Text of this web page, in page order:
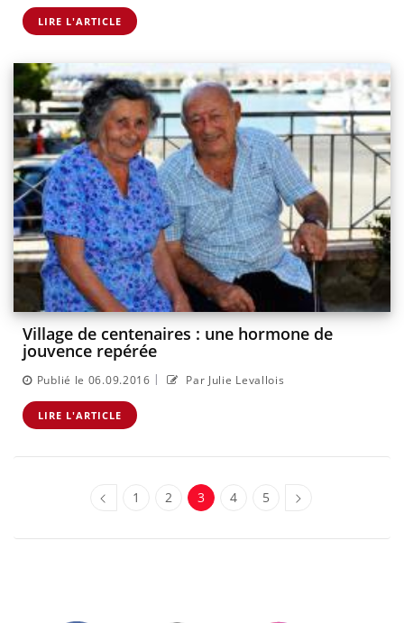
LIRE L'ARTICLE
Village de centenaires : une hormone de
jouvence repérée
Publié le 06.09.2016 | Par Julie Levallois
LIRE L'ARTICLE
1 2 3 4 5